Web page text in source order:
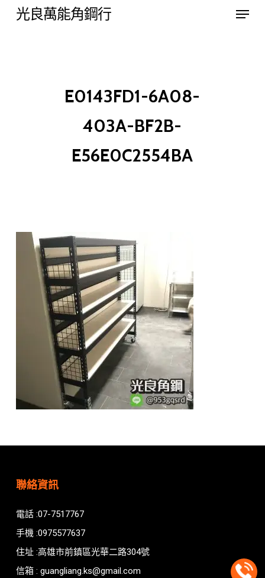
光良萬能角鋼行 Menu
E0143FD1-6A08-
403A-BF2B-
E56E0C2554BA
聯絡資訊
電話 :07-7517767
手機 :0975577637
住址 :高雄市前鎮區光華二路304號
信箱 : guangliang.ks@gmail.com